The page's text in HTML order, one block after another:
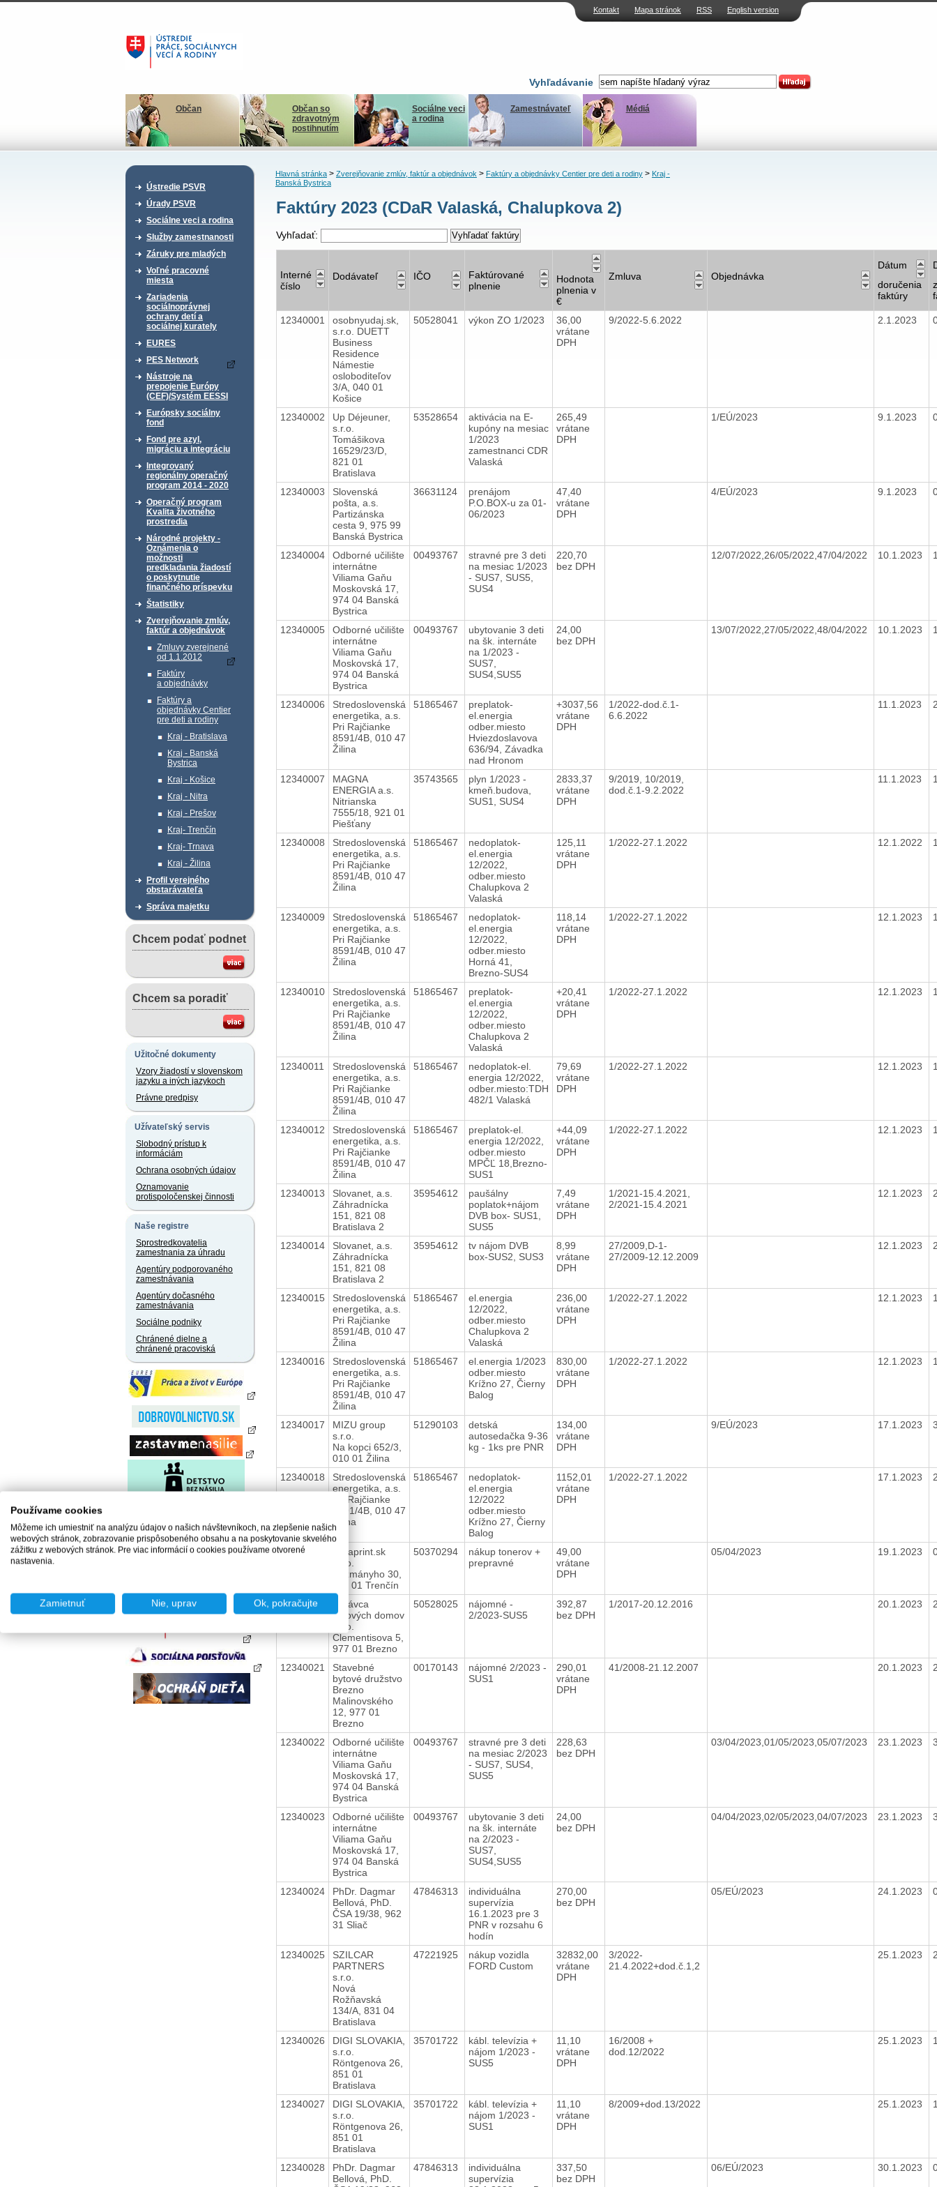
Kontakt Mapa stránok RSS English version
Vyhľadávanie
Občan
Občan so
zdravotným
postihnutím
Sociálne veci
a rodina
Zamestnávateľ Médiá
Ústredie PSVR
Úrady PSVR
Sociálne veci a rodina
Služby zamestnanosti
Záruky pre mladých
Voľné pracovné
miesta
Zariadenia
sociálnoprávnej
ochrany detí a
sociálnej kurately
EURES
PES Network
Nástroje na
prepojenie Európy
(CEF)/Systém EESSI
Európsky sociálny
fond
Fond pre azyl,
migráciu a integráciu
Integrovaný
regionálny operačný
program 2014 - 2020
Operačný program
Kvalita životného
prostredia
Národné projekty -
Oznámenia o
možnosti
predkladania žiadostí
o poskytnutie
finančného príspevku
Štatistiky
Zverejňovanie zmlúv,
faktúr a objednávok
Zmluvy zverejnené
od 1.1.2012
Faktúry
a objednávky
Faktúry a
objednávky Centier
pre deti a rodiny
Kraj - Bratislava
Kraj - Banská
Bystrica
Kraj - Košice
Kraj - Nitra
Kraj - Prešov
Kraj- Trenčín
Kraj- Trnava
Kraj - Žilina
Profil verejného
obstarávateľa
Správa majetku
Chcem podať podnet
Chcem sa poradiť
Užitočné dokumenty
Vzory žiadostí v slovenskom
jazyku a iných jazykoch
Právne predpisy
Užívateľský servis
Slobodný prístup k
informáciám
Ochrana osobných údajov
Oznamovanie
protispoločenskej činnosti
Naše registre
Sprostredkovatelia
zamestnania za úhradu
Agentúry podporovaného
zamestnávania
Agentúry dočasného
zamestnávania
Sociálne podniky
Chránené dielne a
chránené pracoviská
Hlavná stránka> Zverejňovanie zmlúv, faktúr a objednávok> Faktúry a objednávky Centier pre deti a rodiny> Kraj -
Banská Bystrica
Faktúry 2023 (CDaR Valaská, Chalupkova 2)
Vyhľadať:
Interné
číslo
Dodávateľ IČO
Faktúrované
plnenie
Hodnota
plnenia v
€
Zmluva Objednávka
Dátum
doručenia
faktúry
12340001
osobnyudaj.sk,
s.r.o. DUETT
Business
Residence
Námestie
osloboditeľov
3/A, 040 01
Košice
50528041 výkon ZO 1/2023
36,00
vrátane
DPH
9/2022-5.6.2022 2.1.2023
12340002
Up Déjeuner,
s.r.o.
Tomášikova
16529/23/D,
821 01
Bratislava
53528654
aktivácia na E-
kupóny na mesiac
1/2023
zamestnanci CDR
Valaská
265,49
vrátane
DPH
1/EÚ/2023 9.1.2023
12340003
Slovenská
pošta, a.s.
Partizánska
cesta 9, 975 99
Banská Bystrica
36631124
prenájom
P.O.BOX-u za 01-
06/2023
47,40
vrátane
DPH
4/EÚ/2023 9.1.2023
12340004
Odborné učilište
internátne
Viliama Gaňu
Moskovská 17,
974 04 Banská
Bystrica
00493767
stravné pre 3 deti
na mesiac 1/2023
- SUS7, SUS5,
SUS4
220,70
bez DPH
12/07/2022,26/05/2022,47/04/2022 10.1.2023
12340005
Odborné učilište
internátne
Viliama Gaňu
Moskovská 17,
974 04 Banská
Bystrica
00493767
ubytovanie 3 deti
na šk. internáte
na 1/2023 -
SUS7,
SUS4,SUS5
24,00
bez DPH
13/07/2022,27/05/2022,48/04/2022 10.1.2023
12340006
Stredoslovenská
energetika, a.s.
Pri Rajčianke
8591/4B, 010 47
Žilina
51865467
preplatok-
el.energia
odber.miesto
Hviezdoslavova
636/94, Závadka
nad Hronom
+3037,56
vrátane
DPH
1/2022-dod.č.1-
6.6.2022
11.1.2023
12340007
MAGNA
ENERGIA a.s.
Nitrianska
7555/18, 921 01
Piešťany
35743565
plyn 1/2023 -
kmeň.budova,
SUS1, SUS4
2833,37
vrátane
DPH
9/2019, 10/2019,
dod.č.1-9.2.2022
11.1.2023
12340008
Stredoslovenská
energetika, a.s.
Pri Rajčianke
8591/4B, 010 47
Žilina
51865467
nedoplatok-
el.energia
12/2022,
odber.miesto
Chalupkova 2
Valaská
125,11
vrátane
DPH
1/2022-27.1.2022 12.1.2022
12340009
Stredoslovenská
energetika, a.s.
Pri Rajčianke
8591/4B, 010 47
Žilina
51865467
nedoplatok-
el.energia
12/2022,
odber.miesto
Horná 41,
Brezno-SUS4
118,14
vrátane
DPH
1/2022-27.1.2022 12.1.2023
12340010
Stredoslovenská
energetika, a.s.
Pri Rajčianke
8591/4B, 010 47
Žilina
51865467
preplatok-
el.energia
12/2022,
odber.miesto
Chalupkova 2
Valaská
+20,41
vrátane
DPH
1/2022-27.1.2022 12.1.2023
12340011
Stredoslovenská
energetika, a.s.
Pri Rajčianke
8591/4B, 010 47
Žilina
51865467
nedoplatok-el.
energia 12/2022,
odber.miesto:TDH
482/1 Valaská
79,69
vrátane
DPH
1/2022-27.1.2022 12.1.2023
12340012
Stredoslovenská
energetika, a.s.
Pri Rajčianke
8591/4B, 010 47
Žilina
51865467
preplatok-el.
energia 12/2022,
odber.miesto
MPČĽ 18,Brezno-
SUS1
+44,09
vrátane
DPH
1/2022-27.1.2022 12.1.2023
12340013
Slovanet, a.s.
Záhradnícka
151, 821 08
Bratislava 2
35954612
paušálny
poplatok+nájom
DVB box- SUS1,
SUS5
7,49
vrátane
DPH
1/2021-15.4.2021,
2/2021-15.4.2021
12.1.2023
12340014
Slovanet, a.s.
Záhradnícka
151, 821 08
Bratislava 2
35954612
tv nájom DVB
box-SUS2, SUS3
8,99
vrátane
DPH
27/2009,D-1-
27/2009-12.12.2009
12.1.2023
12340015
Stredoslovenská
energetika, a.s.
Pri Rajčianke
8591/4B, 010 47
Žilina
51865467
el.energia
12/2022,
odber.miesto
Chalupkova 2
Valaská
236,00
vrátane
DPH
1/2022-27.1.2022 12.1.2023
12340016
Stredoslovenská
energetika, a.s.
Pri Rajčianke
8591/4B, 010 47
Žilina
51865467
el.energia 1/2023
odber.miesto
Krížno 27, Čierny
Balog
830,00
vrátane
DPH
1/2022-27.1.2022 12.1.2023
12340017
MIZU group
s.r.o.
Na kopci 652/3,
010 01 Žilina
51290103
detská
autosedačka 9-36
kg - 1ks pre PNR
134,00
vrátane
DPH
9/EÚ/2023 17.1.2023
12340018
Stredoslovenská
energetika, a.s.
Pri Rajčianke
8591/4B, 010 47
Žilina
51865467
nedoplatok-
el.energia
12/2022
odber.miesto
Krížno 27, Čierny
Balog
1152,01
vrátane
DPH
1/2022-27.1.2022 17.1.2023
12340019
Gigaprint.sk
s.r.o.
Kuzmányho 30,
911 01 Trenčín
50370294
nákup tonerov +
prepravné
49,00
vrátane
DPH
05/04/2023 19.1.2023
12340020
Správca
bytových domov
s.r.o.
Clementisova 5,
977 01 Brezno
50528025
nájomné -
2/2023-SUS5
392,87
bez DPH
1/2017-20.12.2016 20.1.2023
12340021
Stavebné
bytové družstvo
Brezno
Malinovského
12, 977 01
Brezno
00170143
nájomné 2/2023 -
SUS1
290,01
vrátane
DPH
41/2008-21.12.2007 20.1.2023
12340022
Odborné učilište
internátne
Viliama Gaňu
Moskovská 17,
974 04 Banská
Bystrica
00493767
stravné pre 3 deti
na mesiac 2/2023
- SUS7, SUS4,
SUS5
228,63
bez DPH
03/04/2023,01/05/2023,05/07/2023 23.1.2023
12340023
Odborné učilište
internátne
Viliama Gaňu
Moskovská 17,
974 04 Banská
Bystrica
00493767
ubytovanie 3 deti
na šk. internáte
na 2/2023 -
SUS7,
SUS4,SUS5
24,00
bez DPH
04/04/2023,02/05/2023,04/07/2023 23.1.2023
12340024
PhDr. Dagmar
Bellová, PhD.
ČSA 19/38, 962
31 Sliač
47846313
individuálna
supervízia
16.1.2023 pre 3
PNR v rozsahu 6
hodín
270,00
bez DPH
05/EÚ/2023 24.1.2023
12340025
SZILCAR
PARTNERS
s.r.o.
Nová
Rožňavská
134/A, 831 04
Bratislava
47221925
nákup vozidla
FORD Custom
32832,00
vrátane
DPH
3/2022-
21.4.2022+dod.č.1,2
25.1.2023
12340026
DIGI SLOVAKIA,
s.r.o.
Röntgenova 26,
851 01
Bratislava
35701722
kábl. televízia +
nájom 1/2023 -
SUS5
11,10
vrátane
DPH
16/2008 +
dod.12/2022
25.1.2023
12340027
DIGI SLOVAKIA,
s.r.o.
Röntgenova 26,
851 01
Bratislava
35701722
kábl. televízia +
nájom 1/2023 -
SUS1
11,10
vrátane
DPH
8/2009+dod.13/2022 25.1.2023
12340028
PhDr. Dagmar
Bellová, PhD.
47846313
individuálna
supervízia
337,50
bez DPH
06/EÚ/2023 30.1.2023
Používame cookies
Môžeme ich umiestniť na analýzu údajov o našich návštevníkoch, na zlepšenie našich
webových stránok, zobrazovanie prispôsobeného obsahu a na poskytovanie skvelého
zážitku z webových stránok. Pre viac informácií o cookies používame otvorené
nastavenia.
Zamietnuť Nie, uprav Ok, pokračujte